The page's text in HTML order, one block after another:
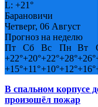
L: +21°
Барановичи
Четверг, 06 Август
Прогноз на неделю
Пт
Сб Вс Пн Вт
+22°+20°+22°+28°+26°
+15°+11°+10°+12°+16°
В спальном корпусе
произошёл пожар